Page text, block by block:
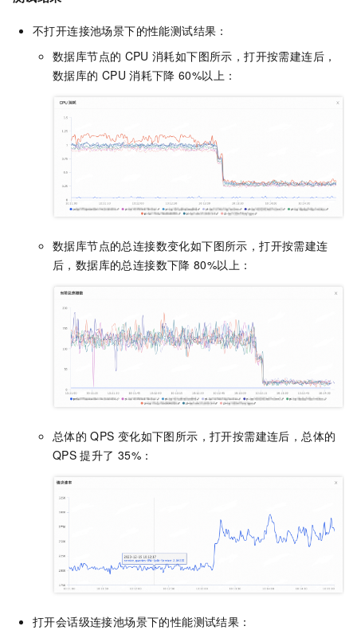
不打开连接池场景下的性能测试结果：
数据库节点的 CPU 消耗如下图所示，打开按需建连后，
数据库的 CPU 消耗下降 60%以上：
数据库节点的总连接数变化如下图所示，打开按需建连
后，数据库的总连接数下降 80%以上：
总体的 QPS 变化如下图所示，打开按需建连后，总体的
QPS 提升了 35%：
打开会话级连接池场景下的性能测试结果：